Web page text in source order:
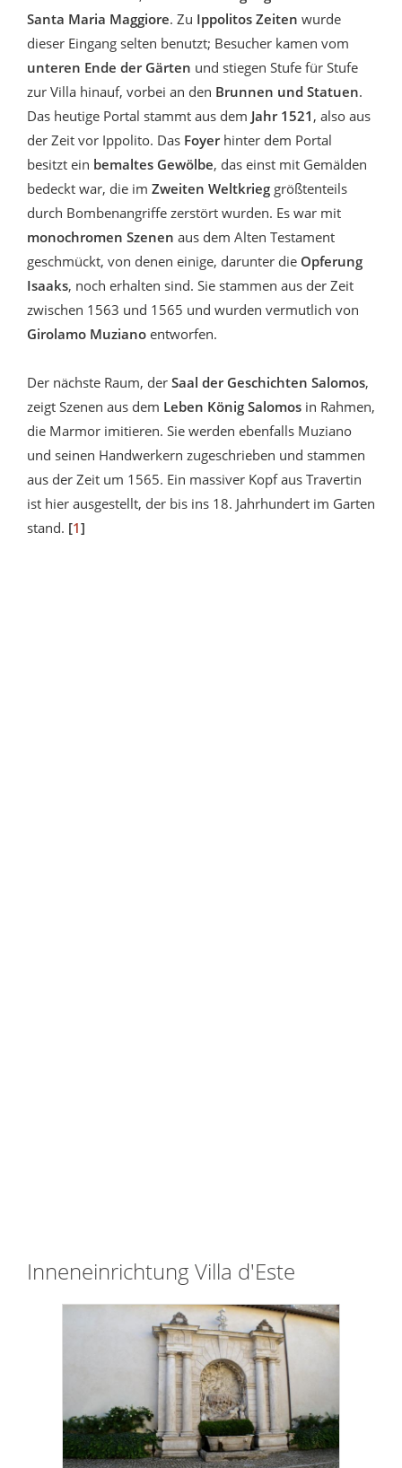
Santa Maria Maggiore. Zu Ippolitos Zeiten wurde
dieser Eingang selten benutzt; Besucher kamen vom
unteren Ende der Gärten und stiegen Stufe für Stufe
zur Villa hinauf, vorbei an den Brunnen und Statuen.
Das heutige Portal stammt aus dem Jahr 1521 , also aus
der Zeit vor Ippolito. Das Foyerhinter dem Portal
besitzt ein bemaltes Gewölbe, das einst mit Gemälden
bedeckt war, die im Zweiten Weltkrieg größtenteils
durch Bombenangriffe zerstört wurden. Es war mit
monochromen Szenen aus dem Alten Testament
geschmückt, von denen einige, darunter die Opferung
Isaaks, noch erhalten sind. Sie stammen aus der Zeit
zwischen 1563 und 1565 und wurden vermutlich von
Girolamo Muziano entworfen.
Der nächste Raum, der Saal der Geschichten Salomos,
zeigt Szenen aus dem Leben König Salomos in Rahmen,
die Marmor imitieren. Sie werden ebenfalls Muziano
und seinen Handwerkern zugeschrieben und stammen
aus der Zeit um 1565. Ein massiver Kopf aus Travertin
ist hier ausgestellt, der bis ins 18. Jahrhundert im Garten
stand. [1]
Inneneinrichtung Villa d'Este